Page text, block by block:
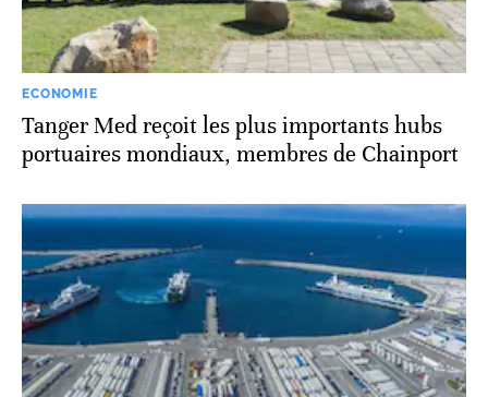
ECONOMIE
Tanger Med reçoit les plus importants hubs
portuaires mondiaux, membres de Chainport